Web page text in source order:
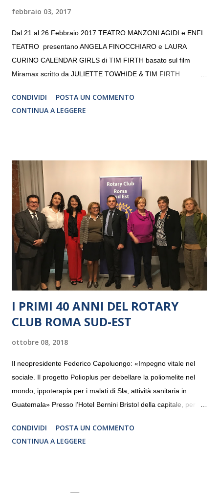
febbraio 03, 2017
Dal 21 al 26 Febbraio 2017 TEATRO MANZONI AGIDI e ENFI
TEATRO presentano ANGELA FINOCCHIARO e LAURA
CURINO CALENDAR GIRLS di TIM FIRTH basato sul film
Miramax scritto da JULIETTE TOWHIDE & TIM FIRTH
CRISTINA PEZZOLI
CONDIVIDI
POSTA UN COMMENTO
CONTINUA A LEGGERE
I PRIMI 40 ANNI DEL ROTARY
CLUB ROMA SUD-EST
ottobre 08, 2018
Il neopresidente Federico Capoluongo: «Impegno vitale nel
sociale. Il progetto Polioplus per debellare la poliomelite nel
mondo, ippoterapia per i malati di Sla, attività sanitaria in
Guatemala» Presso l’Hotel Bernini Bristol della capitale, per la
programmazione del Rotary Club Roma Sud-Est che festeggia
i quaranta anni di attività. Un’occasione per raccontare al
CONDIVIDI
POSTA UN COMMENTO
CONTINUA A LEGGERE